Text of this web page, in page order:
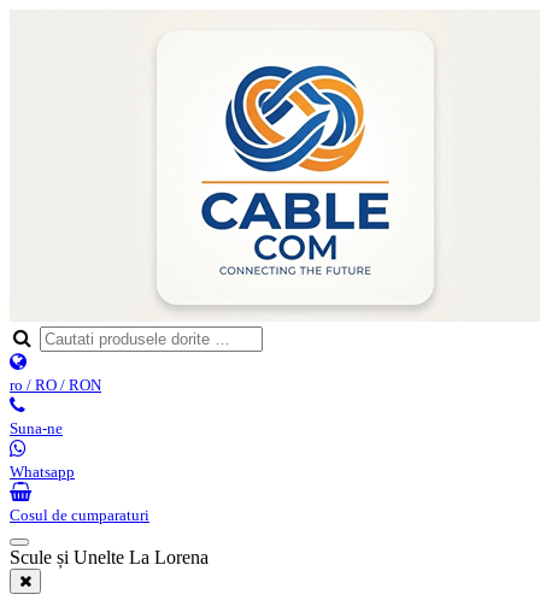
ro / RO / RON
Suna-ne
Whatsapp
Cosul de cumparaturi
Scule și Unelte La Lorena